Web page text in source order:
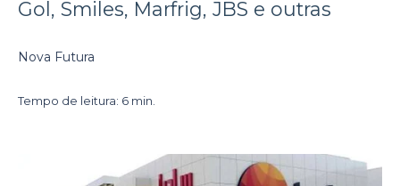
Gol, Smiles, Marfrig, JBS e outras
Nova Futura
Tempo de leitura: 6 min.